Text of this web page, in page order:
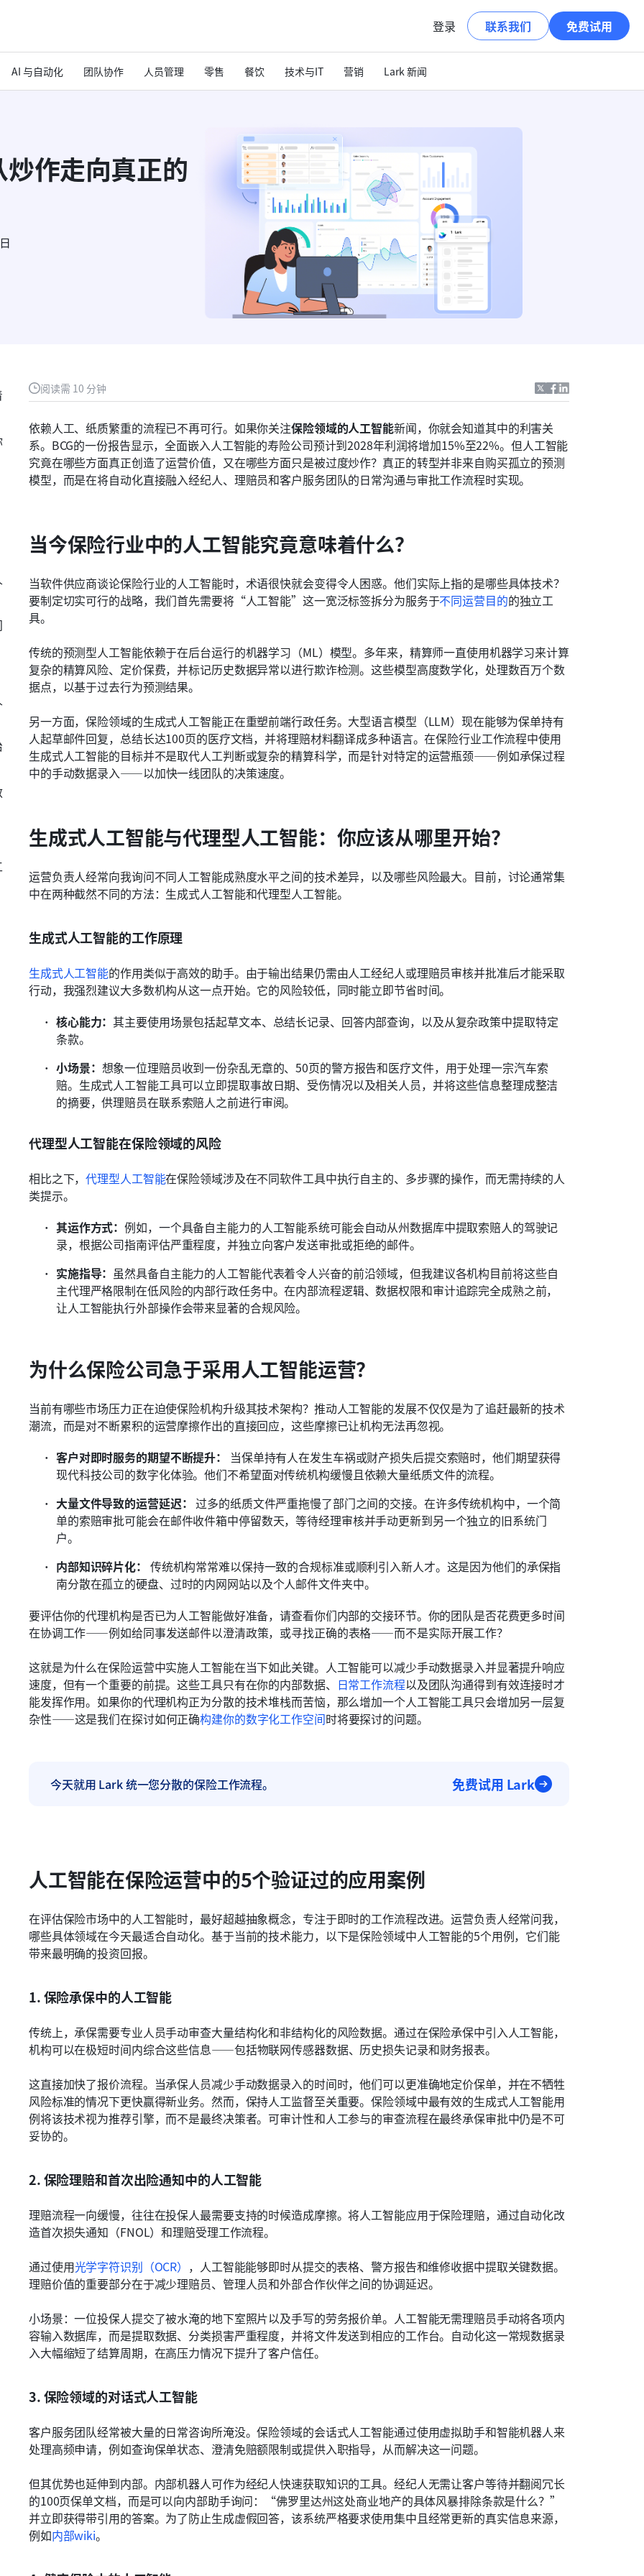
登录 联系我们 免费试用
AI 与自动化 团队协作 人员管理 零售 餐饮 技术与IT 营销 Lark 新闻
作走向真正的
阅读需 10 分钟
依赖人工、纸质繁重的流程已不再可行。如果你关注保险领域的人工智能新闻，你就会知道其中的利害关
系。BCG的一份报告显示，全面嵌入人工智能的寿险公司预计到2028年利润将增加15%至22%。但人工智能
究竟在哪些方面真正创造了运营价值，又在哪些方面只是被过度炒作？真正的转型并非来自购买孤立的预测
模型，而是在将自动化直接融入经纪人、理赔员和客户服务团队的日常沟通与审批工作流程时实现。
当今保险行业中的人工智能究竟意味着什么？
当软件供应商谈论保险行业的人工智能时，术语很快就会变得令人困惑。他们实际上指的是哪些具体技术？
要制定切实可行的战略，我们首先需要将“人工智能”这一宽泛标签拆分为服务于不同运营目的的独立工
具。
传统的预测型人工智能依赖于在后台运行的机器学习（ML）模型。多年来，精算师一直使用机器学习来计算
复杂的精算风险、定价保费，并标记历史数据异常以进行欺诈检测。这些模型高度数学化，处理数百万个数
据点，以基于过去行为预测结果。
另一方面，保险领域的生成式人工智能正在重塑前端行政任务。大型语言模型（LLM）现在能够为保单持有
人起草邮件回复，总结长达100页的医疗文档，并将理赔材料翻译成多种语言。在保险行业工作流程中使用
生成式人工智能的目标并不是取代人工判断或复杂的精算科学，而是针对特定的运营瓶颈——例如承保过程
中的手动数据录入——以加快一线团队的决策速度。
生成式人工智能与代理型人工智能：你应该从哪里开始？
运营负责人经常向我询问不同人工智能成熟度水平之间的技术差异，以及哪些风险最大。目前，讨论通常集
中在两种截然不同的方法：生成式人工智能和代理型人工智能。
生成式人工智能的工作原理
生成式人工智能的作用类似于高效的助手。由于输出结果仍需由人工经纪人或理赔员审核并批准后才能采取
行动，我强烈建议大多数机构从这一点开始。它的风险较低，同时能立即节省时间。
核心能力： 其主要使用场景包括起草文本、总结长记录、回答内部查询，以及从复杂政策中提取特定
条款。
小场景： 想象一位理赔员收到一份杂乱无章的、50页的警方报告和医疗文件，用于处理一宗汽车索
赔。生成式人工智能工具可以立即提取事故日期、受伤情况以及相关人员，并将这些信息整理成整洁
的摘要，供理赔员在联系索赔人之前进行审阅。
代理型人工智能在保险领域的风险
相比之下，代理型人工智能在保险领域涉及在不同软件工具中执行自主的、多步骤的操作，而无需持续的人
类提示。
其运作方式：例如，一个具备自主能力的人工智能系统可能会自动从州数据库中提取索赔人的驾驶记
录，根据公司指南评估严重程度，并独立向客户发送审批或拒绝的邮件。
实施指导： 虽然具备自主能力的人工智能代表着令人兴奋的前沿领域，但我建议各机构目前将这些自
主代理严格限制在低风险的内部行政任务中。在内部流程逻辑、数据权限和审计追踪完全成熟之前，
让人工智能执行外部操作会带来显著的合规风险。
为什么保险公司急于采用人工智能运营？
当前有哪些市场压力正在迫使保险机构升级其技术架构？推动人工智能的发展不仅仅是为了追赶最新的技术
潮流，而是对不断累积的运营摩擦作出的直接回应，这些摩擦已让机构无法再忽视。
客户对即时服务的期望不断提升：
当保单持有人在发生车祸或财产损失后提交索赔时，他们期望获得
现代科技公司的数字化体验。他们不希望面对传统机构缓慢且依赖大量纸质文件的流程。
大量文件导致的运营延迟： 过多的纸质文件严重拖慢了部门之间的交接。在许多传统机构中，一个简
单的索赔审批可能会在邮件收件箱中停留数天，等待经理审核并手动更新到另一个独立的旧系统门
户。
内部知识碎片化： 传统机构常常难以保持一致的合规标准或顺利引入新人才。这是因为他们的承保指
南分散在孤立的硬盘、过时的内网网站以及个人邮件文件夹中。
要评估你的代理机构是否已为人工智能做好准备，请查看你们内部的交接环节。你的团队是否花费更多时间
在协调工作——例如给同事发送邮件以澄清政策，或寻找正确的表格——而不是实际开展工作？
这就是为什么在保险运营中实施人工智能在当下如此关键。人工智能可以减少手动数据录入并显著提升响应
速度，但有一个重要的前提。这些工具只有在你的内部数据、 日常工作流程以及团队沟通得到有效连接时才
能发挥作用。如果你的代理机构正为分散的技术堆栈而苦恼，那么增加一个人工智能工具只会增加另一层复
杂性——这是我们在探讨如何正确构建你的数字化工作空间时将要探讨的问题。
今天就用 Lark 统一您分散的保险工作流程。 免费试用 Lark
人工智能在保险运营中的5个验证过的应用案例
在评估保险市场中的人工智能时，最好超越抽象概念，专注于即时的工作流程改进。运营负责人经常问我，
哪些具体领域在今天最适合自动化。基于当前的技术能力，以下是保险领域中人工智能的5个用例，它们能
带来最明确的投资回报。
1. 保险承保中的人工智能
传统上，承保需要专业人员手动审查大量结构化和非结构化的风险数据。通过在保险承保中引入人工智能，
机构可以在极短时间内综合这些信息——包括物联网传感器数据、历史损失记录和财务报表。
这直接加快了报价流程。当承保人员减少手动数据录入的时间时，他们可以更准确地定价保单，并在不牺牲
风险标准的情况下更快赢得新业务。然而，保持人工监督至关重要。保险领域中最有效的生成式人工智能用
例将该技术视为推荐引擎，而不是最终决策者。可审计性和人工参与的审查流程在最终承保审批中仍是不可
妥协的。
2. 保险理赔和首次出险通知中的人工智能
理赔流程一向缓慢，往往在投保人最需要支持的时候造成摩擦。将人工智能应用于保险理赔，通过自动化改
造首次损失通知（FNOL）和理赔受理工作流程。
通过使用光学字符识别（OCR） ，人工智能能够即时从提交的表格、警方报告和维修收据中提取关键数据。
理赔价值的重要部分在于减少理赔员、管理人员和外部合作伙伴之间的协调延迟。
小场景：一位投保人提交了被水淹的地下室照片以及手写的劳务报价单。人工智能无需理赔员手动将各项内
容输入数据库，而是提取数据、分类损害严重程度，并将文件发送到相应的工作台。自动化这一常规数据录
入大幅缩短了结算周期，在高压力情况下提升了客户信任。
3. 保险领域的对话式人工智能
客户服务团队经常被大量的日常咨询所淹没。保险领域的会话式人工智能通过使用虚拟助手和智能机器人来
处理高频申请，例如查询保单状态、澄清免赔额限制或提供入职指导，从而解决这一问题。
但其优势也延伸到内部。内部机器人可作为经纪人快速获取知识的工具。经纪人无需让客户等待并翻阅冗长
的100页保单文档，而是可以向内部助手询问：“佛罗里达州这处商业地产的具体风暴排除条款是什么？”
并立即获得带引用的答案。为了防止生成虚假回答，该系统严格要求使用集中且经常更新的真实信息来源，
例如内部wiki。